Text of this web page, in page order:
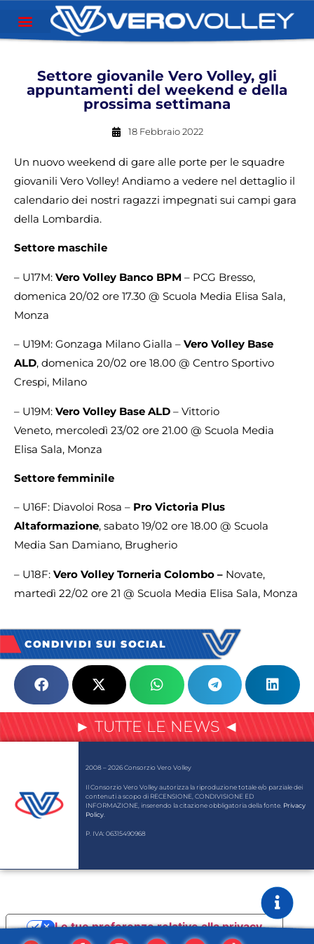
Settore giovanile Vero Volley, gli
appuntamenti del weekend e della
prossima settimana
18 Febbraio 2022
Un nuovo weekend di gare alle porte per le squadre
giovanili Vero Volley! Andiamo a vedere nel dettaglio il
calendario dei nostri ragazzi impegnati sui campi gara
della Lombardia.
Settore maschile
– U17M: Vero Volley Banco BPM – PCG Bresso,
domenica 20/02 ore 17.30 @ Scuola Media Elisa Sala,
Monza
– U19M: Gonzaga Milano Gialla – Vero Volley Base
ALD, domenica 20/02 ore 18.00 @ Centro Sportivo
Crespi, Milano
– U19M: Vero Volley Base ALD – Vittorio
Veneto, mercoledì 23/02 ore 21.00 @ Scuola Media
Elisa Sala, Monza
Settore femminile
– U16F: Diavoloi Rosa – Pro Victoria Plus
Altaformazione, sabato 19/02 ore 18.00 @ Scuola
Media San Damiano, Brugherio
– U18F: Vero Volley Torneria Colombo – Novate,
martedì 22/02 ore 21 @ Scuola Media Elisa Sala, Monza
CONDIVIDI SUI SOCIAL
► TUTTE LE NEWS ◄
2008 – 2026 Consorzio Vero Volley
Il Consorzio Vero Volley autorizza la riproduzione totale e/o parziale dei
contenuti a scopo di RECENSIONE, CONDIVISIONE ED
INFORMAZIONE, inserendo la citazione obbligatoria della fonte. Privacy
Policy
P. IVA: 06315490968
Le tue preferenze relative alla privacy